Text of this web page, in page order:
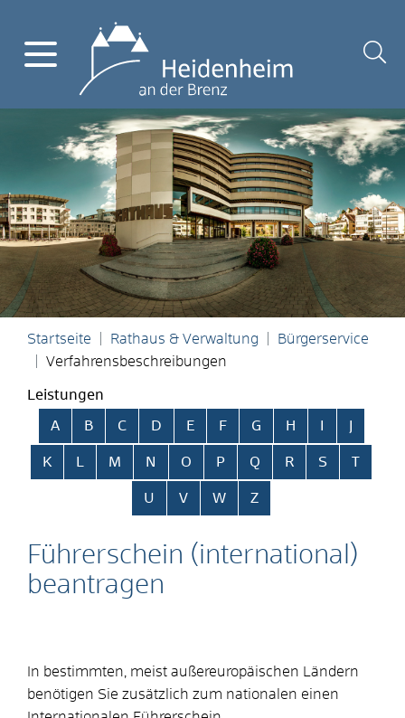
Startseite Rathaus & Verwaltung
Bürgerservice
Verfahrensbeschreibungen
Leistungen
Alphabetisches Register überspringen
A B C D E F G H
K L M N O P Q R S T
U V W Z
Führerschein (international)
beantragen
In bestimmten, meist außereuropäischen Ländern
benötigen Sie zusätzlich zum nationalen einen